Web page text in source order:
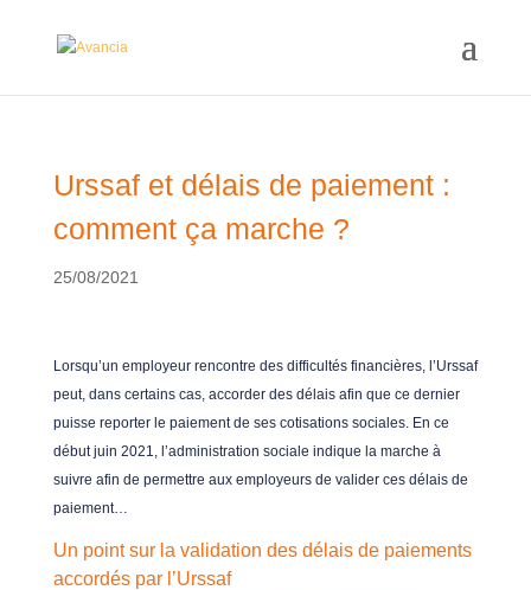
Urssaf et délais de paiement :
comment ça marche ?
25/08/2021
Lorsqu’un employeur rencontre des difficultés financières, l’Urssaf
peut, dans certains cas, accorder des délais afin que ce dernier
puisse reporter le paiement de ses cotisations sociales. En ce
début juin 2021, l’administration sociale indique la marche à
suivre afin de permettre aux employeurs de valider ces délais de
paiement…
Un point sur la validation des délais de paiements
accordés par l’Urssaf